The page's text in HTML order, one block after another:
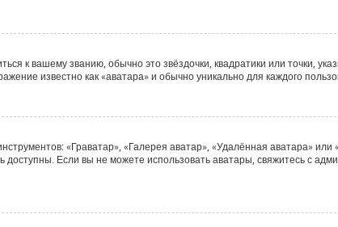
к вашему званию, обычно это звёздочки, квадратики или точки,
известно как «аватара» и обычно уникально для каждого
«Граватар», «Галерея аватар», «Удалённая аватара» или
Если вы не можете использовать аватары, свяжитесь с